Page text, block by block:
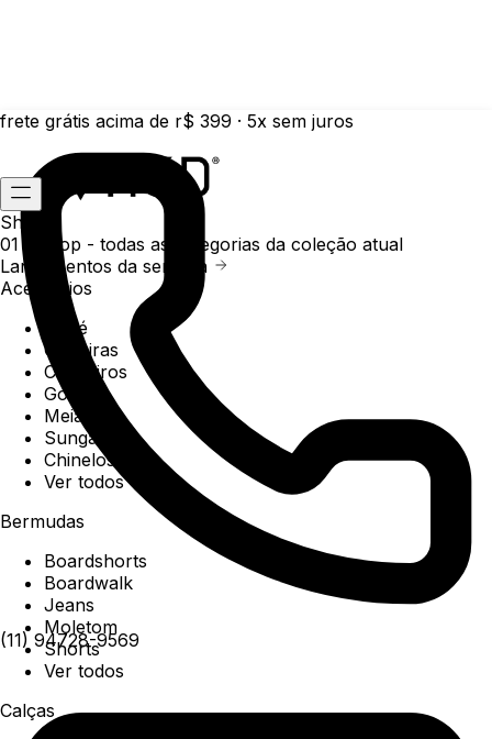
frete grátis acima de r$ 399 · 5x sem juros
(11) 94728-9569
Shop
01 /
Shop - todas as categorias da coleção atual
Lançamentos da semana
Acessórios
Boné
Carteiras
Chaveiros
Gorros
Meias
Sunga
Chinelos
Ver todos
Bermudas
Boardshorts
Boardwalk
Jeans
Moletom
Shorts
Ver todos
Calças